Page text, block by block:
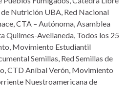
Nutrición UBA, Red Nacional
CTA – Autónoma, Asamblea
Quilmes-Avellaneda, Todos los 25
Movimiento Estudiantil
Semillas, Red Semillas de
CTD Aníbal Verón, Movimiento
Nuestroamericana de